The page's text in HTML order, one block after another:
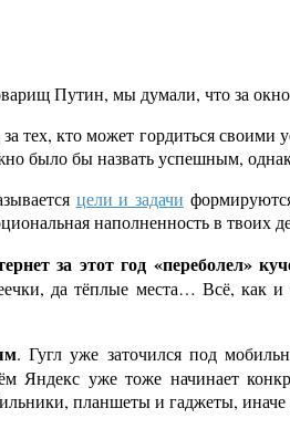
Путин, мы думали, что за
за тех, кто может гордиться
было бы назвать успешным,
цели и задачи
наполненность в твоих
за этот год «переболел»
да тёплые места… Всё, как
. Гугл уже заточился под
Яндекс уже тоже начинает
планшеты и гаджеты,